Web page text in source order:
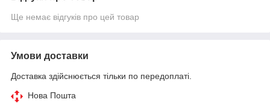
Ще немає відгуків про цей товар
Умови доставки
Доставка здійснюється тільки по передоплаті.
Нова Пошта